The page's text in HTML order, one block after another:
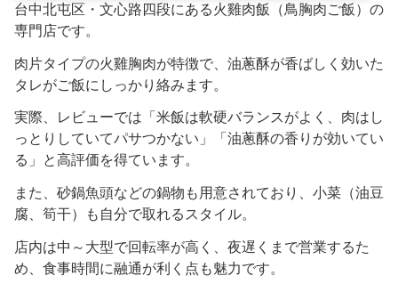
台中北屯区・文心路四段にある火雞肉飯（鳥胸肉ご飯）の
専門店です。
肉片タイプの火雞胸肉が特徴で、油蔥酥が香ばしく効いた
タレがご飯にしっかり絡みます。
実際、レビューでは「米飯は軟硬バランスがよく、肉はし
っとりしていてパサつかない」「油蔥酥の香りが効いてい
る」と高評価を得ています。
また、砂鍋魚頭などの鍋物も用意されており、小菜（油豆
腐、筍干）も自分で取れるスタイル。
店内は中～大型で回転率が高く、夜遅くまで営業するた
め、食事時間に融通が利く点も魅力です。